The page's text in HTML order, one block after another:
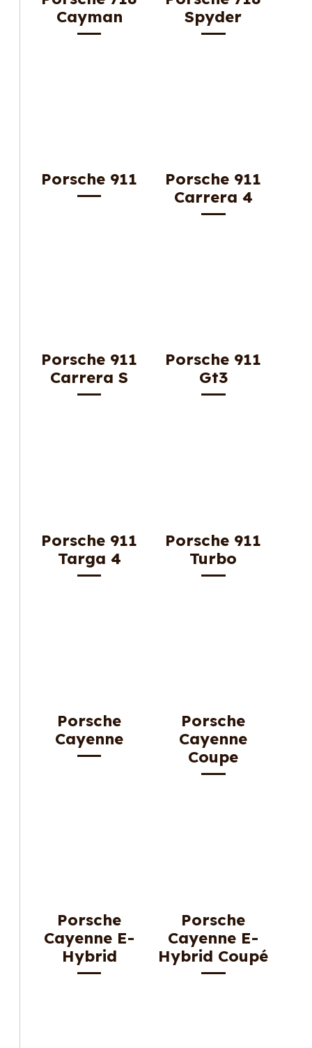
Cayman
Spyder
Porsche 911
Porsche 911
Carrera 4
Porsche 911
Carrera S
Porsche 911
Gt3
Porsche 911
Targa 4
Porsche 911
Turbo
Porsche
Cayenne
Porsche
Cayenne
Coupe
Porsche
Cayenne E-
Hybrid
Porsche
Cayenne E-
Hybrid Coupé